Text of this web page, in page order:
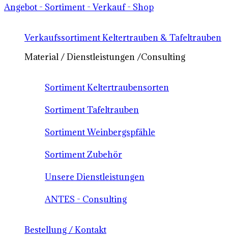
Angebot - Sortiment - Verkauf - Shop
Verkaufssortiment Keltertrauben & Tafeltrauben
Material / Dienstleistungen /Consulting
Sortiment Keltertraubensorten
Sortiment Tafeltrauben
Sortiment Weinbergspfähle
Sortiment Zubehör
Unsere Dienstleistungen
ANTES - Consulting
Bestellung / Kontakt